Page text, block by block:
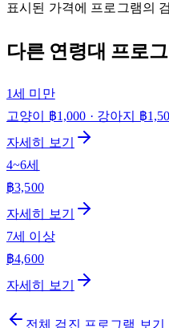
표시된 가격에 프로그램의
다른 연령대 프로
1세 미만
고양이 ฿1,000 · 강아지 ฿
자세히 보기
4~6세
฿3,500
자세히 보기
7세 이상
฿4,600
자세히 보기
전체 검진 프로그램 보기